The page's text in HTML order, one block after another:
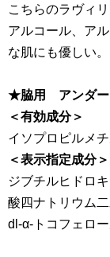
こちらのラヴィ
アルコール、ア
な肌にも優しい。
★脇用 アンダー
＜有効成分＞
イソプロピルメ
＜表示指定成分＞
ジブチルヒドロ
酸四ナトリウム
dl-α-トコフェロ